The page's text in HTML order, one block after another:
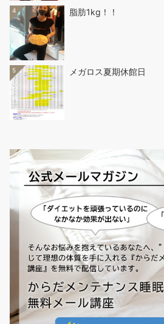
4 脂肪1kg！！
5 メガロス夏期休館日